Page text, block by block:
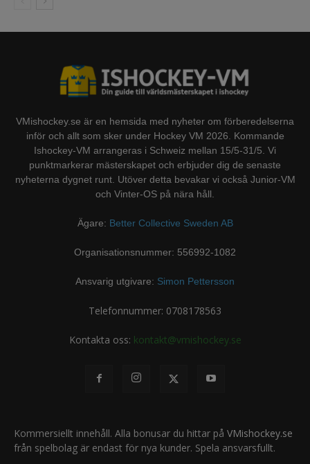
VMishockey.se är en hemsida med nyheter om förberedelserna
inför och allt som sker under Hockey VM 2026. Kommande
Ishockey-VM arrangeras i Schweiz mellan 15/5-31/5. Vi
punktmarkerar mästerskapet och erbjuder dig de senaste
nyheterna dygnet runt. Utöver detta bevakar vi också Junior-VM
och Vinter-OS på nära håll.
Ägare: Better Collective Sweden AB
Organisationsnummer: 556992-1082
Ansvarig utgivare: Simon Pettersson
Telefonnummer: 0708178563
Kontakta oss: kontakt@vmishockey.se
Kommersiellt innehåll. Alla bonusar du hittar på VMishockey.se
från spelbolag är endast för nya kunder. Spela ansvarsfullt.